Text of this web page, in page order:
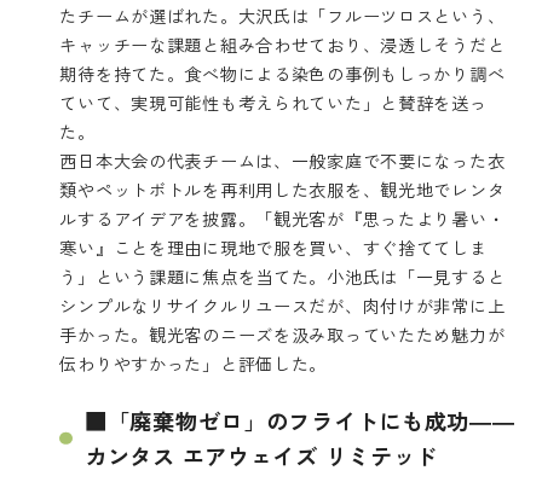
たチームが選ばれた。大沢氏は「フルーツロスという、
キャッチーな課題と組み合わせており、浸透しそうだと
期待を持てた。食べ物による染色の事例もしっかり調べ
ていて、実現可能性も考えられていた」と賛辞を送っ
た。
西日本大会の代表チームは、一般家庭で不要になった衣
類やペットボトルを再利用した衣服を、観光地でレンタ
ルするアイデアを披露。「観光客が『思ったより暑い・
寒い』ことを理由に現地で服を買い、すぐ捨ててしま
う」という課題に焦点を当てた。小池氏は「一見すると
シンプルなリサイクルリユースだが、肉付けが非常に上
手かった。観光客のニーズを汲み取っていたため魅力が
伝わりやすかった」と評価した。
■「廃棄物ゼロ」のフライトにも成功――
カンタス エアウェイズ リミテッド